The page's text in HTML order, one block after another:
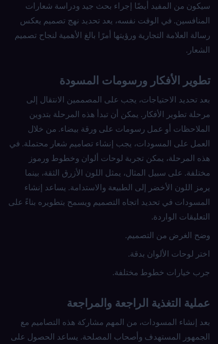
سيكون من المفيد أيضًا إجراء بحث جيد ودراسة شعارات
المنافسين. في الوقت نفسه، يعد تحديد نهج تصميم يعكس
رسالة العلامة التجارية ورؤيتها أمرًا بالغ الأهمية لنجاح تصميم
الشعار.
تطوير الأفكار ورسومات المسودة
بعد تحديد الاحتياجات، يجب على المصممين الانتقال إلى
مرحلة تطوير الأفكار. يمكن أن تبدأ هذه المرحلة بتدوين
الملاحظات أو عمل رسومات على ورقة بيضاء. من خلال
العمل على المسودات، يجب إنشاء تصاميم شعار محتملة. في
هذه المرحلة، يمكن تجربة لوحات ألوان وخطوط ورموز
مختلفة. على سبيل المثال، يمثل اللون الأزرق الثقة، بينما
يرمز اللون الأخضر إلى الطبيعة والاستدامة. يساعد إنشاء
المسودات في تحديد اتجاه التصميم ويسمح بتطويره بناءً على
التعليقات الواردة.
وضح الغرض من التصميم.
اختر لوحات الألوان بدقة.
جرب خيارات خطوط مختلفة.
عملية التغذية الراجعة والمراجعة
بعد إنشاء المسودات، من المهم مشاركة هذه التصاميم مع
الجمهور المستهدف وأصحاب المصلحة. يساعد الحصول على